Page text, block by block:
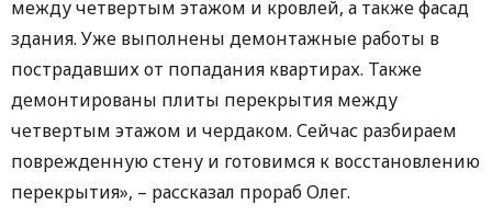
между четвертым этажом и кровлей, а также фасад
здания. Уже выполнены демонтажные работы в
пострадавших от попадания квартирах. Также
демонтированы плиты перекрытия между
четвертым этажом и чердаком. Сейчас разбираем
поврежденную стену и готовимся к восстановлению
перекрытия», – рассказал прораб Олег.